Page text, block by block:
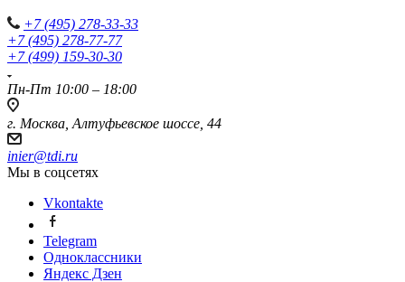
+7 (495) 278-33-33
+7 (495) 278-77-77
+7 (499) 159-30-30
Пн-Пт 10:00 – 18:00
г. Москва, Алтуфьевское шоссе, 44
inier@tdi.ru
Мы в соцсетях
Vkontakte
Telegram
Одноклассники
Яндекс Дзен